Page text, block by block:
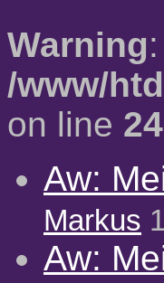
Warning
/www/
on line
Aw:
Markus
Aw: